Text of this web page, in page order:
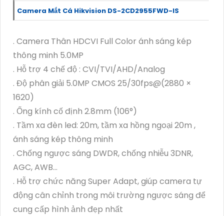
Camera Mắt Cá Hikvision DS-2CD2955FWD-IS
. Camera Thân HDCVI Full Color ánh sáng kép
thông minh 5.0MP
. Hỗ trợ 4 chế độ : CVI/TVI/AHD/Analog
. Độ phân giải 5.0MP CMOS 25/30fps@(2880 ×
1620)
. Ống kính cố định 2.8mm (106°)
. Tầm xa đèn led: 20m, tầm xa hồng ngoại 20m ,
ánh sáng kép thông minh
. Chống ngược sáng DWDR, chống nhiễu 3DNR,
AGC, AWB...
. Hỗ trợ chức năng Super Adapt, giúp camera tự
động cân chỉnh trong môi trường ngược sáng để
cung cấp hình ảnh đẹp nhất